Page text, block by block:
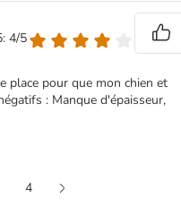
4/5
place pour que mon chien et
: Manque d'épaisseur,
4